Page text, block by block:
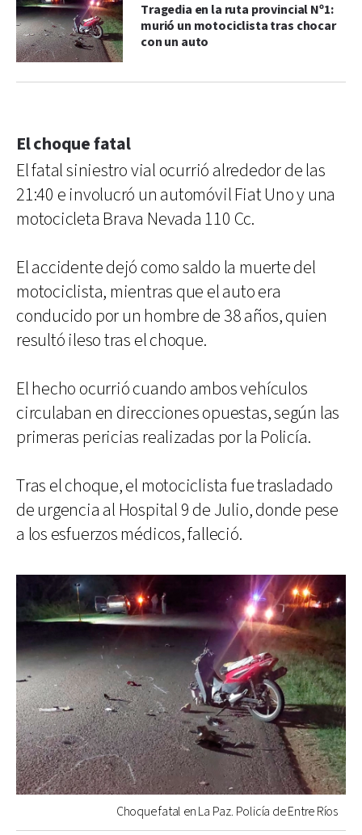
Tragedia en la ruta provincial Nº1:
murió un motociclista tras chocar
con un auto
El choque fatal
El fatal siniestro vial ocurrió alrededor de las
21:40 e involucró un automóvil Fiat Uno y una
motocicleta Brava Nevada 110 Cc.
El accidente dejó como saldo la muerte del
motociclista, mientras que el auto era
conducido por un hombre de 38 años, quien
resultó ileso tras el choque.
El hecho ocurrió cuando ambos vehículos
circulaban en direcciones opuestas, según las
primeras pericias realizadas por la Policía.
Tras el choque, el motociclista fue trasladado
de urgencia al Hospital 9 de Julio, donde pese
a los esfuerzos médicos, falleció.
Choque fatal en La Paz. Policía de Entre Ríos